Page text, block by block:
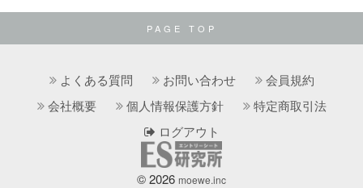
PAGE TOP
よくある質問 お問い合わせ
会員規約
会社概要
個人情報保護方針
特定商取引法
ログアウト
© 2026 moewe.inc